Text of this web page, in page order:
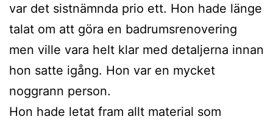
var det sistnämnda prio ett. Hon hade länge
talat om att göra en badrumsrenovering
men ville vara helt klar med detaljerna innan
hon satte igång. Hon var en mycket
noggrann person.
Hon hade letat fram allt material som